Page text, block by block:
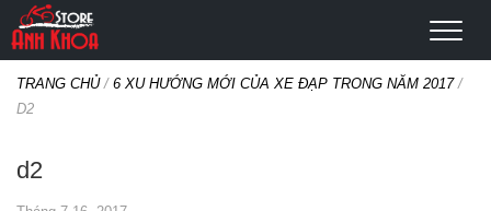
TRANG CHỦ/ 6 XU HƯỚNG MỚI CỦA XE ĐẠP TRONG NĂM 2017/
D2
d2